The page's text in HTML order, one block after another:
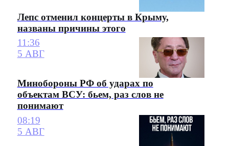
Лепс отменил концерты в Крыму,
названы причины этого
11:36
5 АВГ
Минобороны РФ об ударах по
объектам ВСУ: бьем, раз слов не
понимают
08:19
5 АВГ